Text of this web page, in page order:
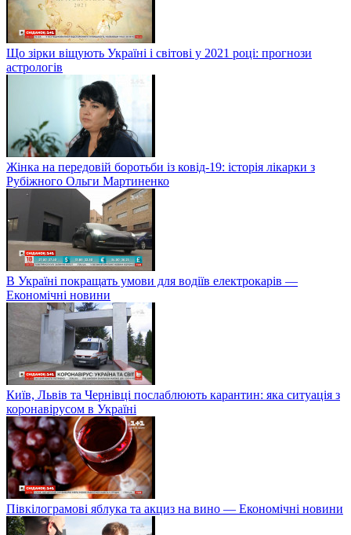
Що зірки віщують Україні і світові у 2021 році: прогнози
астрологів
Жінка на передовій боротьби із ковід-19: історія лікарки з
Рубіжного Ольги Мартиненко
В Україні покращать умови для водіїв електрокарів —
Економічні новини
Київ, Львів та Чернівці послаблюють карантин: яка ситуація з
коронавірусом в Україні
Півкілограмові яблука та акциз на вино — Економічні новини